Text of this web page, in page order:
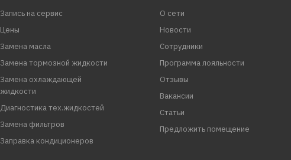
Запись на сервис
Цены
Замена масла
Замена тормозной жидкости
Замена охлаждающей
жидкости
Диагностика тех.жидкостей
Замена фильтров
Заправка кондиционеров
О сети
Новости
Сотрудники
Программа лояльности
Отзывы
Вакансии
Статьи
Предложить помещение